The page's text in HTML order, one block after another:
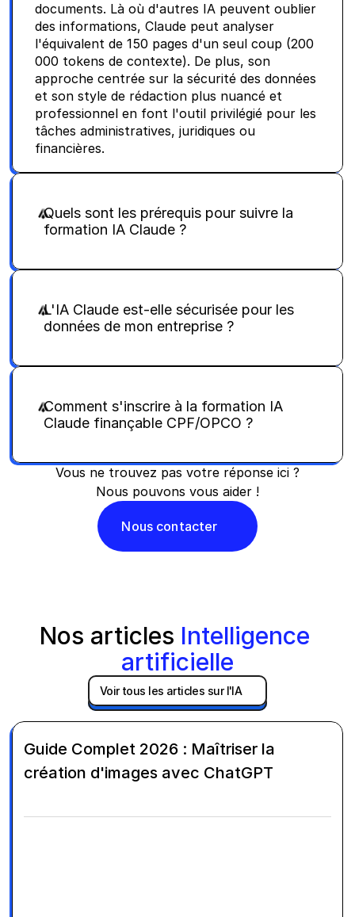
documents. Là où d'autres IA peuvent oublier
des informations, Claude peut analyser
l'équivalent de 150 pages d'un seul coup (200
000 tokens de contexte). De plus, son
approche centrée sur la sécurité des données
et son style de rédaction plus nuancé et
professionnel en font l'outil privilégié pour les
tâches administratives, juridiques ou
financières.
Quels sont les prérequis pour suivre la
formation IA Claude ?
L'IA Claude est-elle sécurisée pour les
données de mon entreprise ?
Comment s'inscrire à la formation IA
Claude finançable CPF/OPCO ?
Vous ne trouvez pas votre réponse ici ?
Nous pouvons vous aider !
Nous contacter
Nos articles Intelligence
artificielle
Voir tous les articles sur l'IA
Guide Complet 2026 : Maîtriser la
création d'images avec ChatGPT